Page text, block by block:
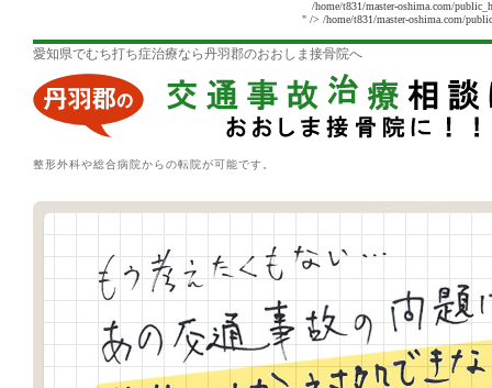
/home/t831/master-oshima.com/
" /> /home/t831/master-oshima.com/
愛知県でむち打ち症治療なら丹羽郡のおおしま接骨院へ
整形外科や総合病院からの転院が可能です。